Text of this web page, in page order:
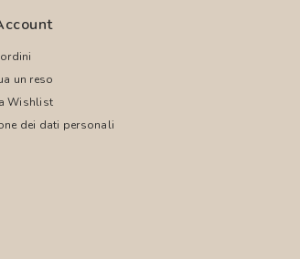
un reso
Wishlist
dei dati personali